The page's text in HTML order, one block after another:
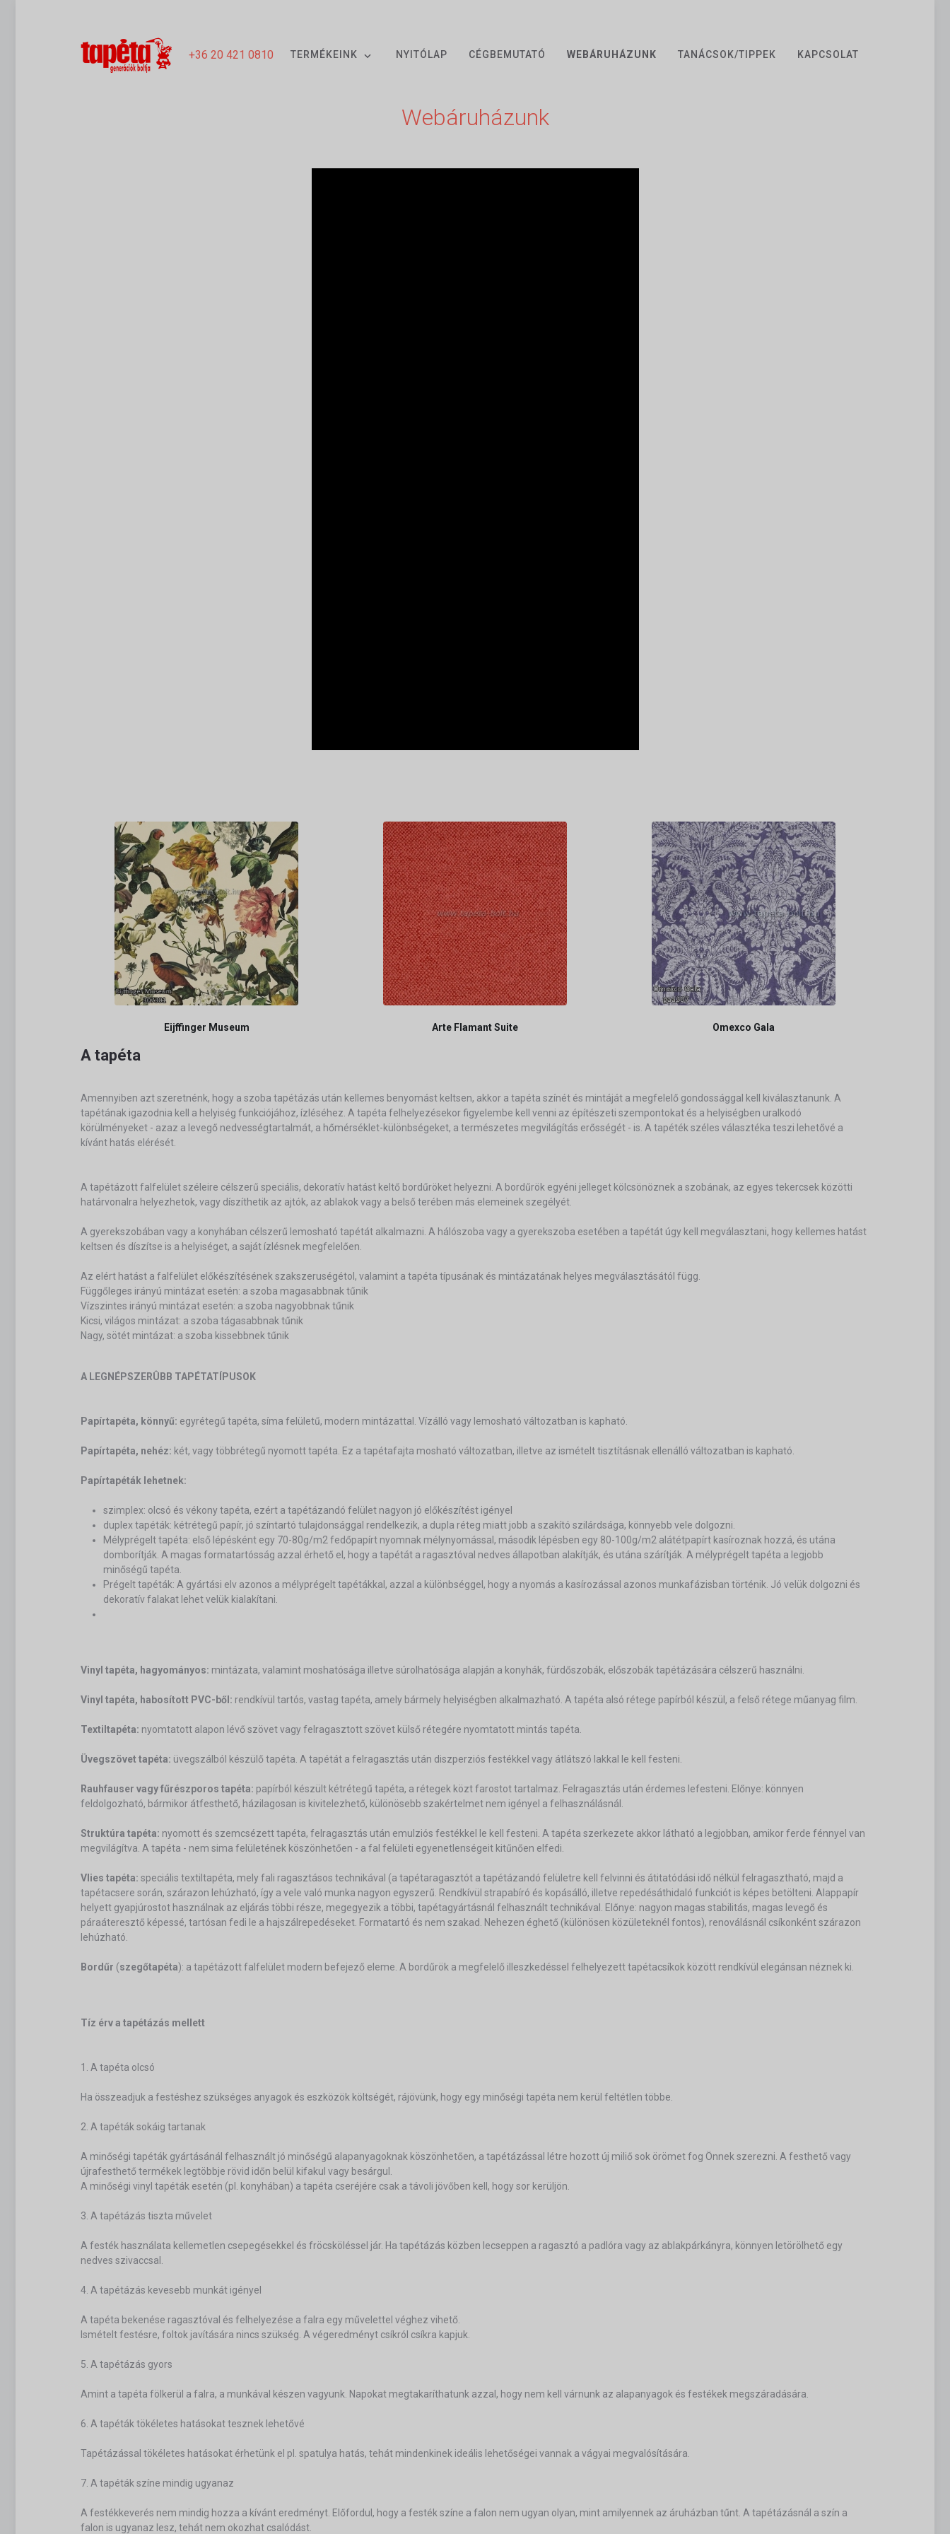
+36 20 421 0810 TERMÉKEINK NYITÓLAP CÉGBEMUTATÓ WEBÁRUHÁZUNK TANÁCSOK/TIPPEK KAPCSOLAT
Webáruházunk
Eijffinger Museum Arte Flamant Suite Omexco Gala
A tapéta
Amennyiben azt szeretnénk, hogy a szoba tapétázás után kellemes benyomást keltsen, akkor a tapéta színét és mintáját a megfelelő gondossággal kell kiválasztanunk. A
tapétának igazodnia kell a helyiség funkciójához, ízléséhez. A tapéta felhelyezésekor figyelembe kell venni az építészeti szempontokat és a helyiségben uralkodó
körülményeket - azaz a levegő nedvességtartalmát, a hőmérséklet-különbségeket, a természetes megvilágítás erősségét - is. A tapéték széles választéka teszi lehetővé a
kívánt hatás elérését.
A tapétázott falfelület széleire célszerű speciális, dekoratív hatást keltő bordűröket helyezni. A bordűrök egyéni jelleget kölcsönöznek a szobának, az egyes tekercsek közötti
határvonalra helyezhetok, vagy díszíthetik az ajtók, az ablakok vagy a belső terében más elemeinek szegélyét.
A gyerekszobában vagy a konyhában célszerű lemosható tapétát alkalmazni. A hálószoba vagy a gyerekszoba esetében a tapétát úgy kell megválasztani, hogy kellemes hatást
keltsen és díszítse is a helyiséget, a saját ízlésnek megfelelően.
Az elért hatást a falfelület előkészítésének szakszeruségétol, valamint a tapéta típusának és mintázatának helyes megválasztásától függ.
Függőleges irányú mintázat esetén: a szoba magasabbnak tűnik
Vízszintes irányú mintázat esetén: a szoba nagyobbnak tűnik
Kicsi, világos mintázat: a szoba tágasabbnak tűnik
Nagy, sötét mintázat: a szoba kissebbnek tűnik
A LEGNÉPSZERÛBB TAPÉTATÍPUSOK
Papírtapéta, könnyű: egyrétegű tapéta, síma felületű, modern mintázattal. Vízálló vagy lemosható változatban is kapható.
Papírtapéta, nehéz: két, vagy többrétegű nyomott tapéta. Ez a tapétafajta mosható változatban, illetve az ismételt tisztításnak ellenálló változatban is kapható.
Papírtapéták lehetnek:
szimplex: olcsó és vékony tapéta, ezért a tapétázandó felület nagyon jó előkészítést igényel
duplex tapéták: kétrétegű papír, jó színtartó tulajdonsággal rendelkezik, a dupla réteg miatt jobb a szakító szilárdsága, könnyebb vele dolgozni.
Mélyprégelt tapéta: első lépésként egy 70-80g/m2 fedőpapírt nyomnak mélynyomással, második lépésben egy 80-100g/m2 alátétpapírt kasíroznak hozzá, és utána
domborítják. A magas formatartósság azzal érhető el, hogy a tapétát a ragasztóval nedves állapotban alakítják, és utána szárítják. A mélyprégelt tapéta a legjobb
minőségű tapéta.
Prégelt tapéták: A gyártási elv azonos a mélyprégelt tapétákkal, azzal a különbséggel, hogy a nyomás a kasírozással azonos munkafázisban történik. Jó velük dolgozni és
dekoratív falakat lehet velük kialakítani.
Vinyl tapéta, hagyományos: mintázata, valamint moshatósága illetve súrolhatósága alapján a konyhák, fürdőszobák, előszobák tapétázására célszerű használni.
Vinyl tapéta, habosított PVC-ből: rendkívül tartós, vastag tapéta, amely bármely helyiségben alkalmazható. A tapéta alsó rétege papírból készül, a felső rétege műanyag film.
Textiltapéta: nyomtatott alapon lévő szövet vagy felragasztott szövet külső rétegére nyomtatott mintás tapéta.
Üvegszövet tapéta: üvegszálból készülő tapéta. A tapétát a felragasztás után diszperziós festékkel vagy átlátszó lakkal le kell festeni.
Rauhfauser vagy fűrészporos tapéta: papírból készült kétrétegű tapéta, a rétegek közt farostot tartalmaz. Felragasztás után érdemes lefesteni. Előnye: könnyen
feldolgozható, bármikor átfesthető, házilagosan is kivitelezhető, különösebb szakértelmet nem igényel a felhasználásnál.
Struktúra tapéta: nyomott és szemcsézett tapéta, felragasztás után emulziós festékkel le kell festeni. A tapéta szerkezete akkor látható a legjobban, amikor ferde fénnyel van
megvilágítva. A tapéta - nem sima felületének köszönhetően - a fal felületi egyenetlenségeit kitűnően elfedi.
Vlies tapéta: speciális textiltapéta, mely fali ragasztásos technikával (a tapétaragasztót a tapétázandó felületre kell felvinni és átitatódási idő nélkül felragasztható, majd a
tapétacsere során, szárazon lehúzható, így a vele való munka nagyon egyszerű. Rendkívül strapabíró és kopásálló, illetve repedésáthidaló funkciót is képes betölteni. Alappapír
helyett gyapjúrostot használnak az eljárás többi része, megegyezik a többi, tapétagyártásnál felhasznált technikával. Előnye: nagyon magas stabilitás, magas levegő és
páraáteresztő képessé, tartósan fedi le a hajszálrepedéseket. Formatartó és nem szakad. Nehezen éghető (különösen közületeknél fontos), renoválásnál csíkonként szárazon
lehúzható.
Bordűr (szegőtapéta): a tapétázott falfelület modern befejező eleme. A bordűrök a megfelelő illeszkedéssel felhelyezett tapétacsíkok között rendkívül elegánsan néznek ki.
Tíz érv a tapétázás mellett
1. A tapéta olcsó
Ha összeadjuk a festéshez szükséges anyagok és eszközök költségét, rájövünk, hogy egy minőségi tapéta nem kerül feltétlen többe.
2. A tapéták sokáig tartanak
A minőségi tapéták gyártásánál felhasznált jó minőségű alapanyagoknak köszönhetően, a tapétázással létre hozott új miliő sok örömet fog Önnek szerezni. A festhető vagy
újrafesthető termékek legtöbbje rövid időn belül kifakul vagy besárgul.
A minőségi vinyl tapéták esetén (pl. konyhában) a tapéta cseréjére csak a távoli jövőben kell, hogy sor kerüljön.
3. A tapétázás tiszta művelet
A festék használata kellemetlen csepegésekkel és fröcsköléssel jár. Ha tapétázás közben lecseppen a ragasztó a padlóra vagy az ablakpárkányra, könnyen letörölhető egy
nedves szivaccsal.
4. A tapétázás kevesebb munkát igényel
A tapéta bekenése ragasztóval és felhelyezése a falra egy művelettel véghez vihető.
Ismételt festésre, foltok javítására nincs szükség. A végeredményt csíkról csíkra kapjuk.
5. A tapétázás gyors
Amint a tapéta fölkerül a falra, a munkával készen vagyunk. Napokat megtakaríthatunk azzal, hogy nem kell várnunk az alapanyagok és festékek megszáradására.
6. A tapéták tökéletes hatásokat tesznek lehetővé
Tapétázással tökéletes hatásokat érhetünk el pl. spatulya hatás, tehát mindenkinek ideális lehetőségei vannak a vágyai megvalósítására.
7. A tapéták színe mindig ugyanaz
A festékkeverés nem mindig hozza a kívánt eredményt. Előfordul, hogy a festék színe a falon nem ugyan olyan, mint amilyennek az áruházban tűnt. A tapétázásnál a szín a
falon is ugyanaz lesz, tehát nem okozhat csalódást.